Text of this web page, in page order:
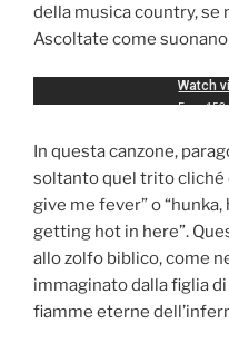
della musica country, se
Ascoltate come
In questa canzone,
soltanto quel trito cliché
give me fever” o “hunka,
getting hot in here”.
allo zolfo biblico, come
immaginato dalla figlia
fiamme eterne